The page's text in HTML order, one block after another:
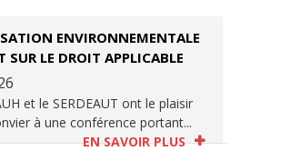
ENVIRONNEMENTALE
SUR LE DROIT APPLICABLE
et le SERDEAUT ont le plaisir
à une conférence portant...
EN SAVOIR PLUS